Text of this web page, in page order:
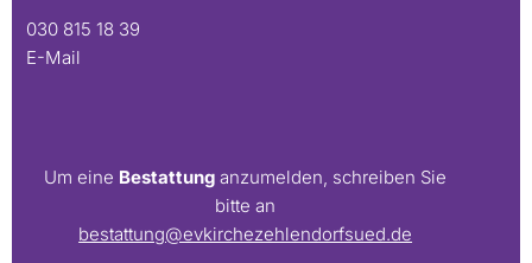
030 815 18 39
E-Mail
Um eine Bestattung anzumelden, schreiben Sie
bitte an
bestattung@evkirchezehlendorfsued.de